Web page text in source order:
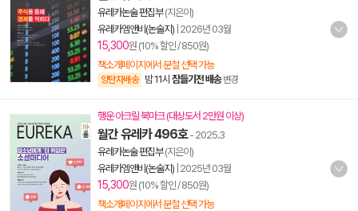
유레카논술 편집부(지은이)
유레카엠앤비(논술지) 2026년 03월
15,300원 (10% 할인 / 850원)
책소개페이지에서 분철 선택 가능
양탄자배송 밤 11시 잠들기전 배송 변경
행운 아크릴 북마크 (대상도서 2만원 이상)
월간 유레카 496호- 2025.3
유레카논술 편집부(지은이)
유레카엠앤비(논술지) 2025년 03월
15,300원 (10% 할인 / 850원)
책소개페이지에서 분철 선택 가능